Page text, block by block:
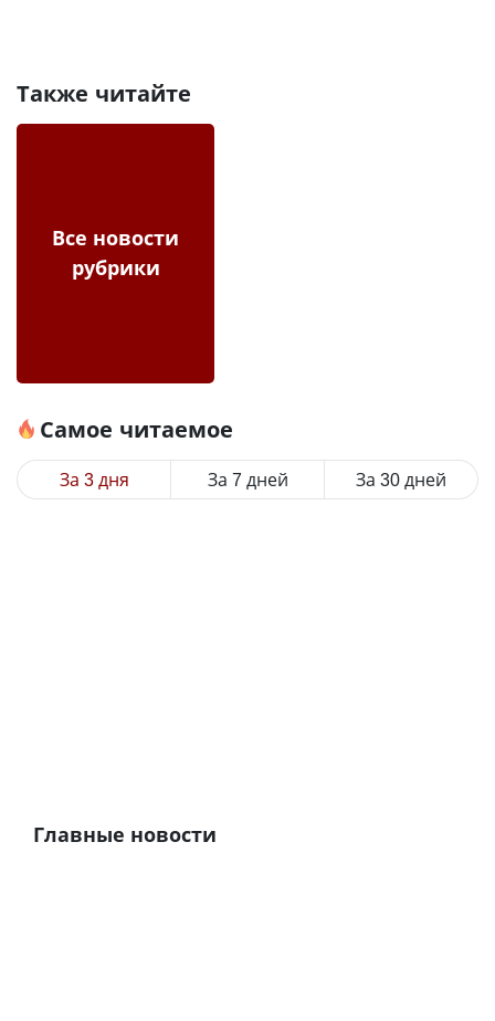
Также читайте
Все новости
рубрики
Самое читаемое
За 3 дня За 7 дней За 30 дней
Главные новости